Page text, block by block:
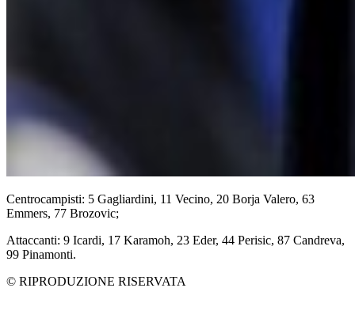
Centrocampisti: 5 Gagliardini, 11 Vecino, 20 Borja Valero, 63
Emmers, 77 Brozovic;
Attaccanti: 9 Icardi, 17 Karamoh, 23 Eder, 44 Perisic, 87 Candreva,
99 Pinamonti.
© RIPRODUZIONE RISERVATA